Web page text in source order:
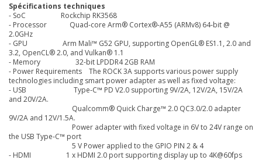
Spécifications techniques
- SoC
Rockchip RK3568
- Processor
Quad‑core Arm® Cortex®‑A55 (ARMv8) 64‑bit @
2.0GHz
- GPU
Arm Mali™ G52 GPU, supporting OpenGL® ES1.1, 2.0 and
3.2, OpenCL® 2.0, and Vulkan® 1.1
- Memory
32-bit LPDDR4 2GB RAM
- Power Requirements The ROCK 3A supports various power supply
technologies including smart power adapter as well as fixed voltage:
- USB Type‑C™ PD V2.0 supporting 9V/2A, 12V/2A, 15V/2A
and 20V/2A.
Qualcomm® Quick Charge™ 2.0 QC3.0/2.0 adapter
9V/2A and 12V/1.5A.
Power adapter with fixed voltage in 6V to 24V range on
the USB Type‑C™ port
5 V Power applied to the GPIO PIN 2 & 4
- HDMI
1 x HDMI 2.0 port supporting display up to 4K@60fps